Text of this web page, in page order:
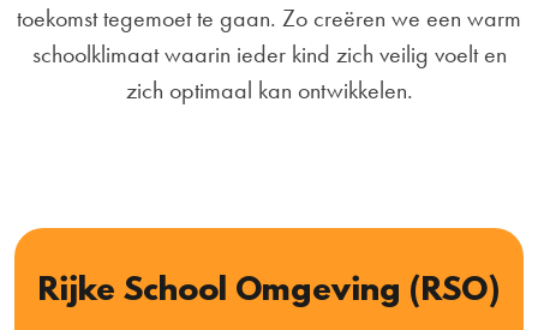
toekomst tegemoet te gaan. Zo creëren we een warm
schoolklimaat waarin ieder kind zich veilig voelt en
zich optimaal kan ontwikkelen.
Rijke School Omgeving (RSO)